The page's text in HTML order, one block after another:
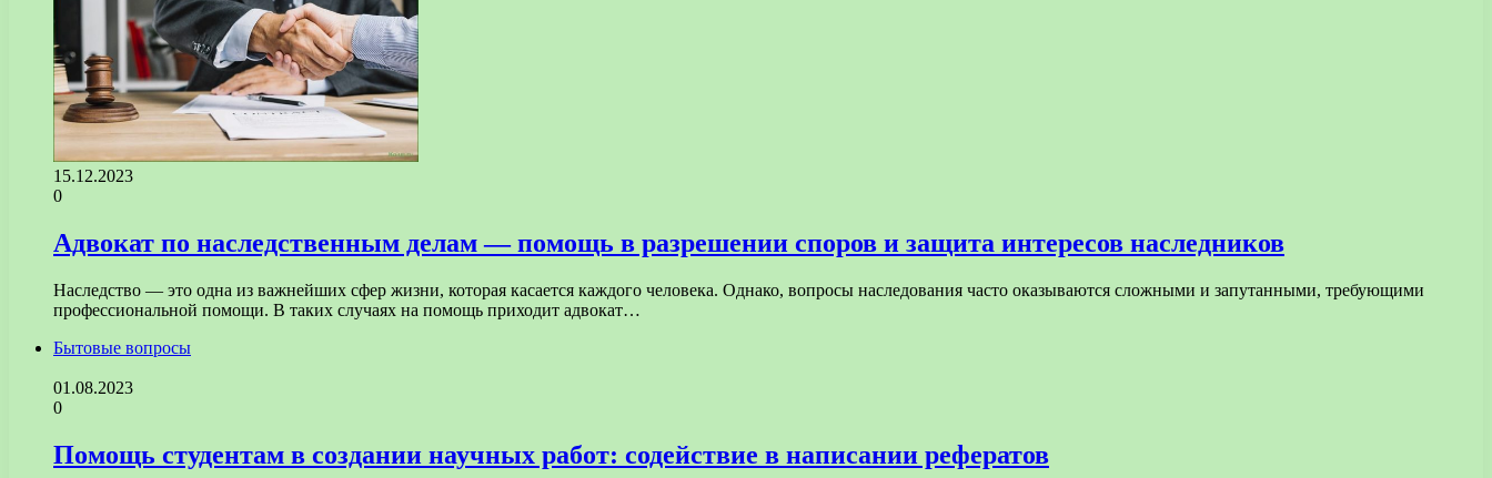
15.12.2023
0
Адвокат по наследственным делам — помощь в разрешении споров и защита интересов наследников
Наследство — это одна из важнейших сфер жизни, которая касается каждого человека. Однако, вопросы наследования часто оказываются сложными и запутанными, требующими
профессиональной помощи. В таких случаях на помощь приходит адвокат…
Бытовые вопросы
01.08.2023
0
Помощь студентам в создании научных работ: содействие в написании рефератов